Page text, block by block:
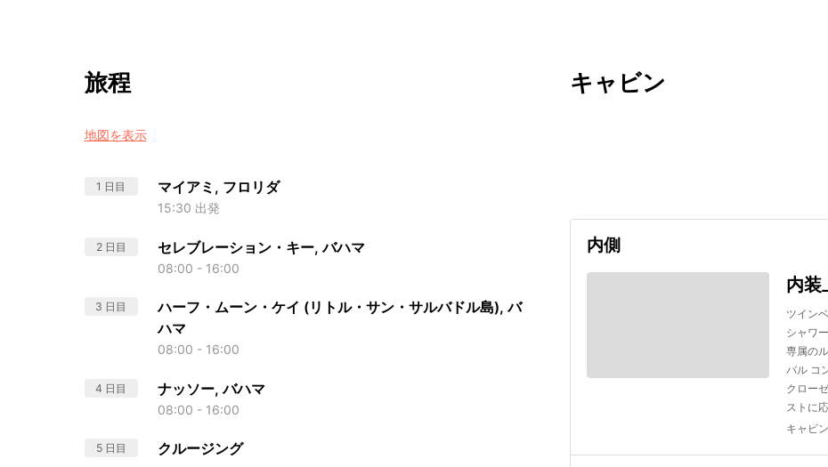
旅程
地図を表示
1 日目 マイアミ, フロリダ
15:30 出発
2 日目 セレブレーション・キー, バハマ
08:00 - 16:00
3 日目
ハーフ・ムーン・ケイ (リトル・サン・サルバドル島), バ
ハマ
08:00 - 16:00
4 日目 ナッソー, バハマ
08:00 - 16:00
5 日目 クルージング
キャビン
内側
内装
ツイン
シャワ
専属の
バル コ
クロー
ストに
キャビ